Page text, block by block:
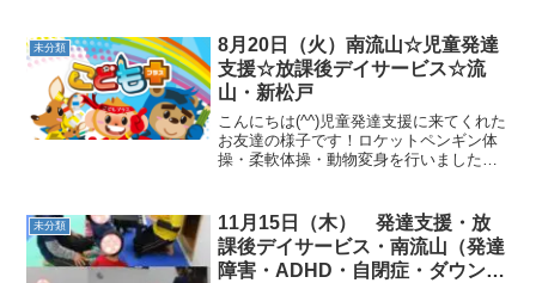
り・一本橋・トランポリン・ボーリング
を行いました！ ...
未分類
8月20日（火）南流山☆児童発達
支援☆放課後デイサービス☆流
山・新松戸
こんにちは(^^)児童発達支援に来てくれた
お友達の様子です！ロケットペンギン体
操・柔軟体操・動物変身を行いました
様子です！ラジオ体操・柔軟体操・動物
変身を行いま...
未分類
11月15日（木） 発達支援・放
課後デイサービス・南流山（発達
障害・ADHD・自閉症・ダウン